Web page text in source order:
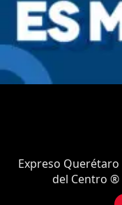
Expreso
del Centro ®